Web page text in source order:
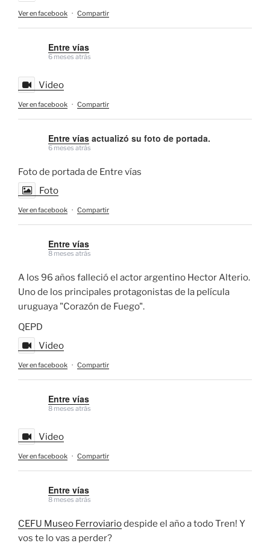
Ver en facebook · Compartir
Entre vías
6 meses atrás
Video
Ver en facebook · Compartir
Entre vías actualizó su foto de portada.
6 meses atrás
Foto de portada de Entre vías
Foto
Ver en facebook · Compartir
Entre vías
8 meses atrás
A los 96 años falleció el actor argentino Hector Alterio.
Uno de los principales protagonistas de la película
uruguaya "Corazón de Fuego".
QEPD
Video
Ver en facebook · Compartir
Entre vías
8 meses atrás
Video
Ver en facebook · Compartir
Entre vías
8 meses atrás
CEFU Museo Ferroviariodespide el año a todo Tren! Y
vos te lo vas a perder?